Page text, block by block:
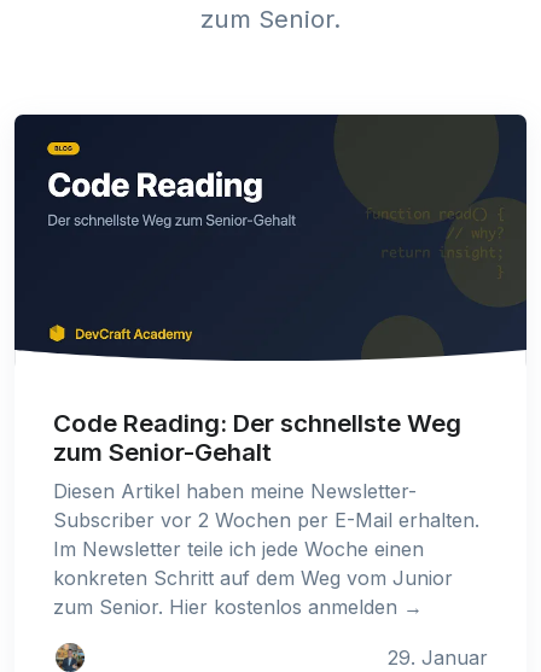
zum Senior.
Code Reading: Der schnellste Weg
zum Senior-Gehalt
Diesen Artikel haben meine Newsletter-
Subscriber vor 2 Wochen per E-Mail erhalten.
Im Newsletter teile ich jede Woche einen
konkreten Schritt auf dem Weg vom Junior
zum Senior. Hier kostenlos anmelden →
29. Januar